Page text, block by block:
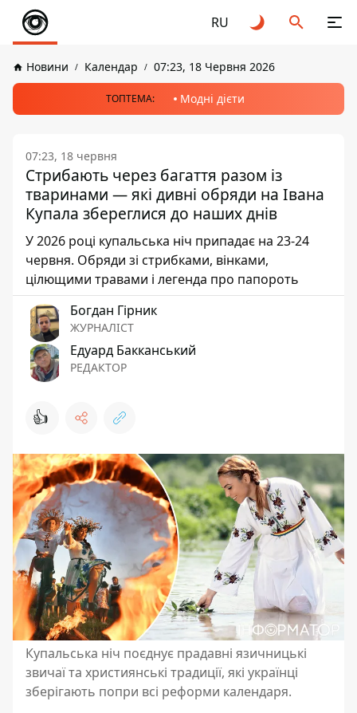
RU
Новини Календар 07:23, 18 Червня 2026
ТОПТЕМА: Модні дієти
07:23, 18 червня
Стрибають через багаття разом із
тваринами — які дивні обряди на Івана
Купала збереглися до наших днів
У 2026 році купальська ніч припадає на 23-24
червня. Обряди зі стрибками, вінками,
цілющими травами і легенда про папороть
Богдан Гірник
ЖУРНАЛІСТ
Едуард Бакканський
РЕДАКТОР
👍
Купальська ніч поєднує прадавні язичницькі
звичаї та християнські традиції, які українці
зберігають попри всі реформи календаря.